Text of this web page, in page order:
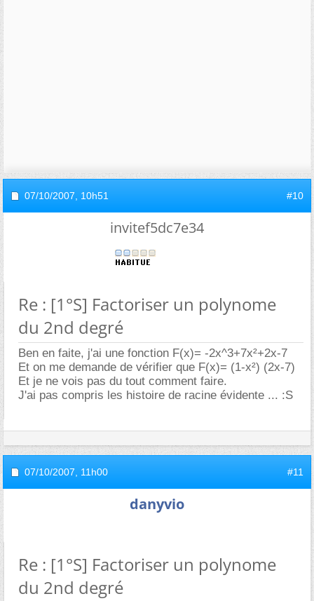
07/10/2007, 10h51 #10
invitef5dc7e34
Re : [1°S] Factoriser un polynome
du 2nd degré
Ben en faite, j'ai une fonction F(x)= -2x^3+7x²+2x-7
Et on me demande de vérifier que F(x)= (1-x²) (2x-7)
Et je ne vois pas du tout comment faire.
J'ai pas compris les histoire de racine évidente ... :S
07/10/2007, 11h00 #11
danyvio
Re : [1°S] Factoriser un polynome
du 2nd degré